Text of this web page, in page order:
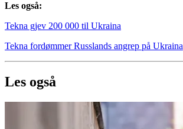
Les også:
Tekna gjev 200 000 til Ukraina
Tekna fordømmer Russlands angrep på Ukraina
Les også